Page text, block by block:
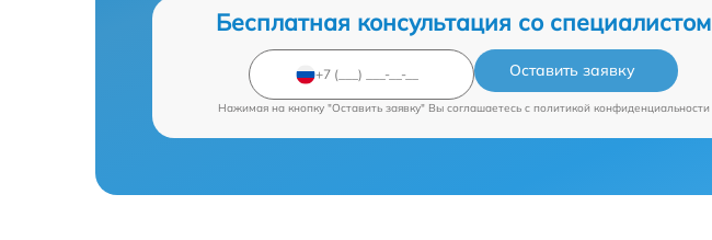
Бесплатная консультация со специалистом
Оставить заявку
Нажимая на кнопку "Оставить заявку" Вы соглашаетесь c политикой конфиденциальности